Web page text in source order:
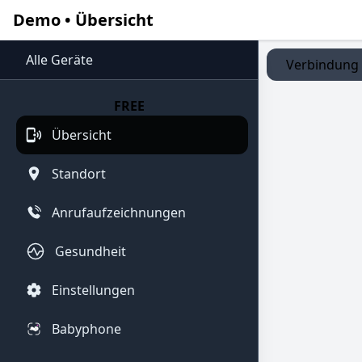
Demo • Übersicht
Alle Geräte
FREE
Übersicht
Standort
Anrufaufzeichnungen
Gesundheit
Einstellungen
Babyphone
Verbindung